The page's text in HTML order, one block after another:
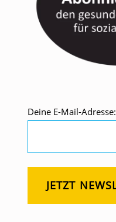
Deine E-Mail-Adresse: